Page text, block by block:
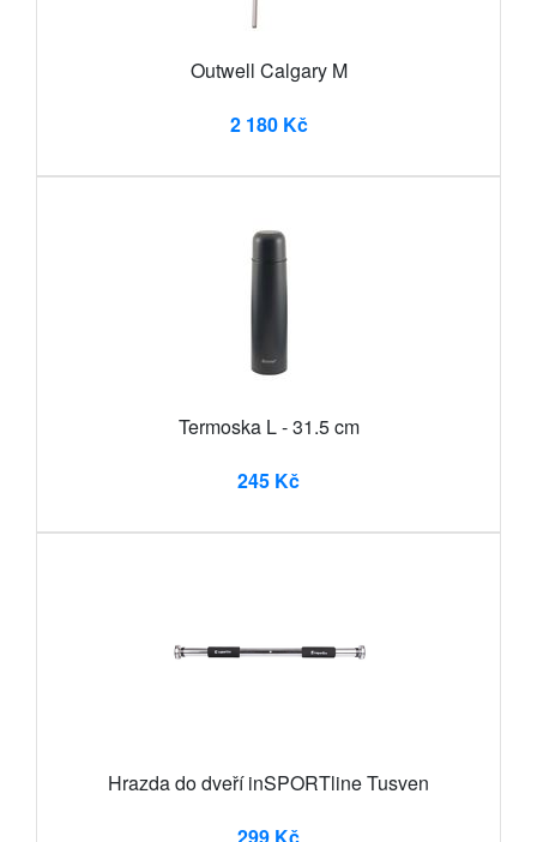
Outwell Calgary M
2 180 Kč
Termoska L - 31.5 cm
245 Kč
Hrazda do dveří inSPORTline Tusven
299 Kč